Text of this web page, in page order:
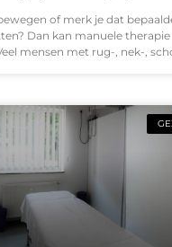
of merk je dat
Dan kan manuele therapie
mensen met rug-, nek-,